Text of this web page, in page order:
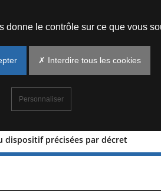
dispositif précisées par décret
en œuvre du
donne le contrôle sur ce que vous
✗ Interdire tous les cookies
Personnaliser